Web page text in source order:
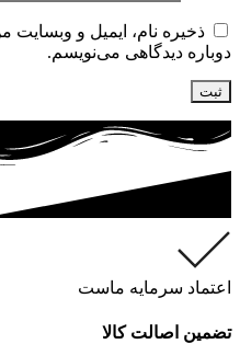
ذخیره نام، ایمیل و وبسایت
دوباره دیدگاهی می‌نویسم.
اعتماد سرمایه ماست
تضمین اصالت کالا